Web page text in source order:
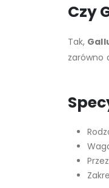
Czy
Tak,
zarówno